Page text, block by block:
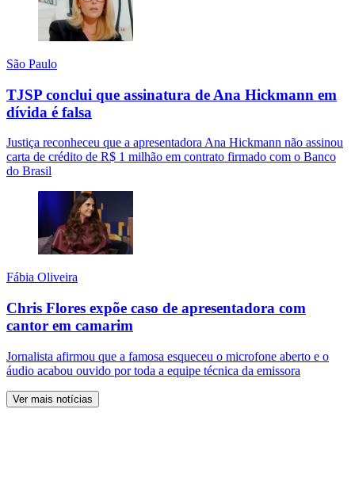
São Paulo
TJSP conclui que assinatura de Ana Hickmann em
dívida é falsa
Justiça reconheceu que a apresentadora Ana Hickmann não assinou
carta de crédito de R$ 1 milhão em contrato firmado com o Banco
do Brasil
Fábia Oliveira
Chris Flores expõe caso de apresentadora com
cantor em camarim
Jornalista afirmou que a famosa esqueceu o microfone aberto e o
áudio acabou ouvido por toda a equipe técnica da emissora
Ver mais notícias